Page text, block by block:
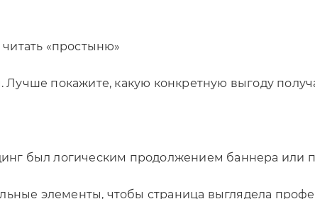
«простыню»
Лучше покажите, какую конкретную выгоду
был логическим продолжением баннера или
элементы, чтобы страница выглядела